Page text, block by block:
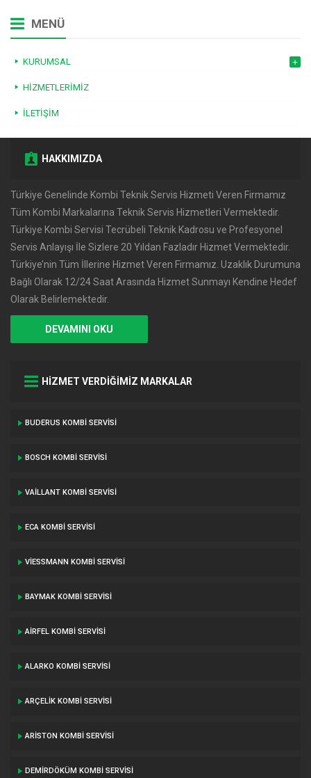
MENÜ
KURUMSAL
HIZMETLERIMIZ
İLETIŞIM
HAKKIMIZDA
Türkiye Genelinde Kombi Teknik Servis Hizmeti Veren Firmamız
Tüm Kombi Markalarına Teknik Servis Hizmetleri Vermektedir.
Türkiye Kombi Servisi Tecrübeli Teknik Kadrosu ve Profesyonel
Servis Anlayışı İle Sizlere 20 Yıldan Fazladır Hizmet Vermektedir.
Türkiye’nin Tüm İllerine Hizmet Veren Firmamız. Uzaklık Durumuna
Bağlı Olarak 12/24 Saat Arasında Hizmet Sunmayı Kendine Hedef
Olarak Belirlemektedir.
DEVAMINI OKU
HİZMET VERDİĞİMİZ MARKALAR
BUDERUS KOMBI SERVISI
BOSCH KOMBI SERVISI
VAILLANT KOMBI SERVISI
ECA KOMBI SERVISI
VIESSMANN KOMBI SERVISI
BAYMAK KOMBI SERVISI
AIRFEL KOMBI SERVISI
ALARKO KOMBI SERVISI
ARÇELIK KOMBI SERVISI
ARISTON KOMBI SERVISI
DEMIRDÖKÜM KOMBI SERVISI